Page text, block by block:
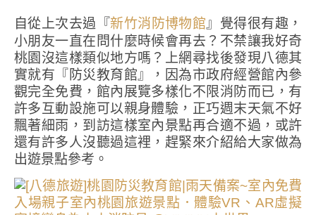
自從上次去過『新竹消防博物館』覺得很有趣，
小朋友一直在問什麼時候會再去？不禁讓我好奇
桃園沒這樣類似地方嗎？上網尋找後發現八德其
實就有『防災教育館』，因為市政府經營館內參
觀完全免費，館內展覽多樣化不限消防而已，有
許多互動設施可以親身體驗，正巧週末天氣不好
飄著細雨，到訪這樣室內景點再合適不過，或許
還有許多人沒聽過這裡，趕緊來介紹給大家做為
出遊景點參考。